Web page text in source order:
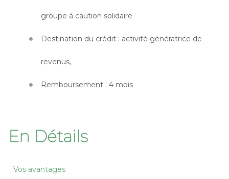
groupe à caution solidaire
Destination du crédit : activité génératrice de
revenus,
Remboursement : 4 mois
En Détails
Vos avantages